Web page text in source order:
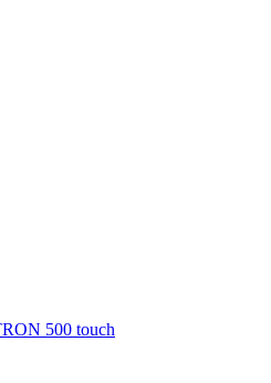
500 touch